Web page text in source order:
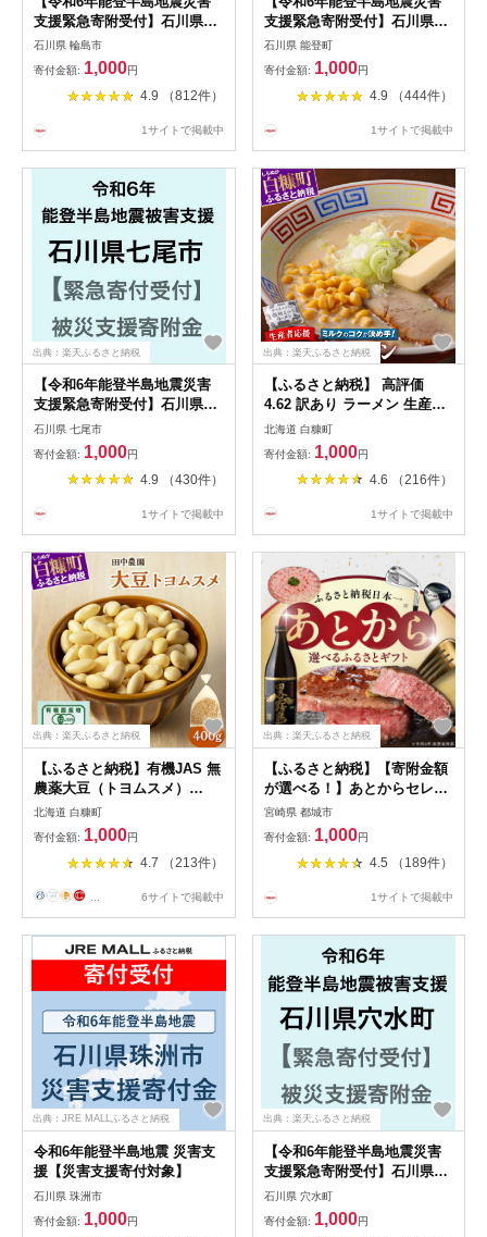
支援緊急寄附受付】石川県輪
島市災害応援寄附金（返礼品
はありません）
石川県 輪島市
寄付金額: 1,000円
4.9 （812件）
1サイトで掲載中
支援緊急寄附受付】石川県能
登町災害応援寄附金（返礼品
はありません）
石川県 能登町
寄付金額: 1,000円
4.9 （444件）
1サイトで掲載中
出典：楽天ふるさと納税
【令和6年能登半島地震災害
支援緊急寄附受付】石川県七
尾市災害応援寄附金（返礼品
はありません）
石川県 七尾市
寄付金額: 1,000円
4.9 （430件）
1サイトで掲載中
出典：楽天ふるさと納税
【ふるさと納税】 高評価
4.62 訳あり ラーメン 生産者
応援 北海道みそラーメン
1000 1000円 ポッキリ 送料無
料 ふるさと納税 北海道 ラー
メン 味噌 みそ 常温 ランキン
税 北海道 白糠町 お中元 お盆
北海道 白糠町
寄付金額: 1,000円
4.6 （216件）
1サイトで掲載中
出典：楽天ふるさと納税
【ふるさと納税】有機JAS 無
農薬大豆（トヨムスメ）
【400g】
北海道 白糠町
寄付金額: 1,000円
4.7 （213件）
6サイトで掲載中
出典：楽天ふるさと納税
【ふるさと納税】【寄附金額
が選べる！】あとからセレク
ト【ふるさとギフト】 - 1,000
円〜200万円 あとから選べる
ギフトポイント 専用サイトで
交換 訳あり 駆け込み 送料無
は2年連続ふるさと納税日本
宮崎県 都城市
寄付金額: 1,000円
4.5 （189件）
1サイトで掲載中
出典：JRE MALLふるさと納税
令和6年能登半島地震 災害支
援【災害支援寄付対象】
石川県 珠洲市
寄付金額: 1,000円
出典：楽天ふるさと納税
【令和6年能登半島地震災害
支援緊急寄附受付】石川県穴
水町災害応援寄附金（返礼品
はありません）
石川県 穴水町
寄付金額: 1,000円